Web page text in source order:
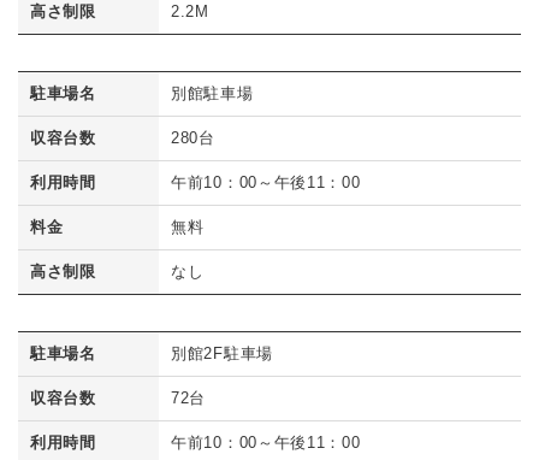
高さ制限 2.2M
駐車場名 別館駐車場
収容台数 280台
利用時間 午前10：00～午後11：00
料金 無料
高さ制限 なし
駐車場名 別館2F駐車場
収容台数 72台
利用時間 午前10：00～午後11：00